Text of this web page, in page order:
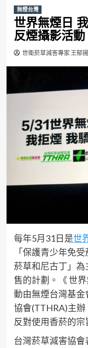
無煙台灣
世界無煙日
反煙攝影活動
世衛菸草減害專家 王郁揚
每年5月31日是世
「保護青少年免
菸草和尼古丁」
售的計劃。《 世
動由無煙台灣基金
協會(TTHRA)主
反對使用香菸的宗
台灣菸草減害協